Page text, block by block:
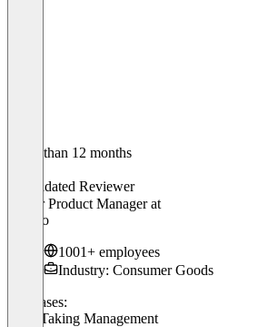
Older than 12 months
Validated Reviewer
Senior Product Managerat
Ferrero
1001+ employees
Industry: Consumer Goods
Use cases:
Note-Taking Management